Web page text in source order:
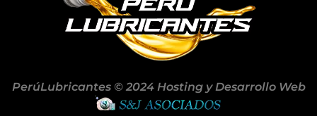
PerúLubricantes © 2024 Hosting y Desarrollo Web